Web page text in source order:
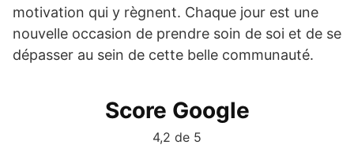
motivation qui y règnent. Chaque jour est une
nouvelle occasion de prendre soin de soi et de se
dépasser au sein de cette belle communauté.
Score Google
4,2 de 5